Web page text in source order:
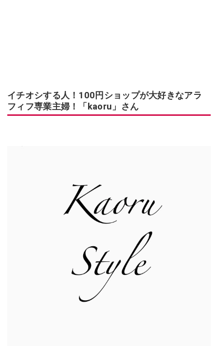
イチオシする人！100円ショップが大好きなアラ
フィフ専業主婦！「kaoru」さん